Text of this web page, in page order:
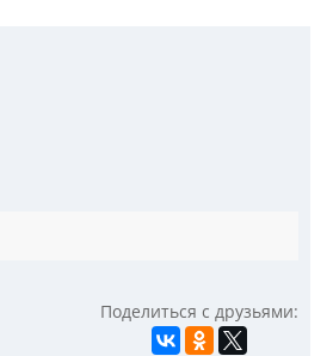
Поделиться с друзьями: